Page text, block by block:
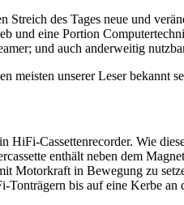
Streich des Tages neue und
und eine Portion
und auch anderweitig
meisten unserer Leser
Cassettenrecorder. Wie
enthält neben dem
Motorkraft in Bewegung zu
bis auf eine Kerbe